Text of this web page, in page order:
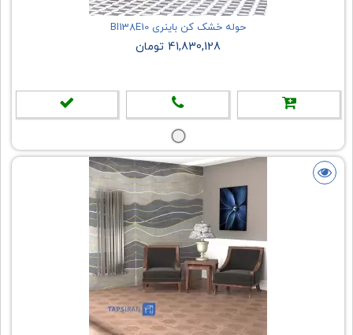
حوله خشک کن باینری BI138E10
41,830,128 تومان